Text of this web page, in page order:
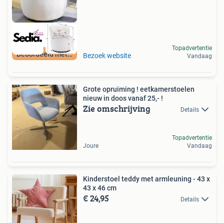
Beoordeeld met 9+ Bezoek website
Topadvertentie
Vandaag
Grote opruiming ! eetkamerstoelen
nieuw in doos vanaf 25,- !
Zie omschrijving Details
Joure
Topadvertentie
Vandaag
Kinderstoel teddy met armleuning - 43 x
43 x 46 cm
€ 24,95 Details